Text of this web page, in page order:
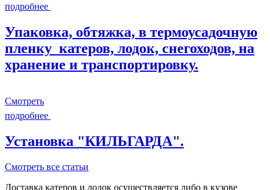
подробнее
Упаковка, обтяжка, в термоусадочную
пленку катеров, лодок, снегоходов, на
хранение и транспортировку.
Смотреть
подробнее
Установка "КИЛЬГАРДА".
Смотреть все статьи
Доставка катеров и лодок осуществляется либо в кузове